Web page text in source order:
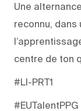
Une
reconnu, dans
centre de ton
#LI-PRT1
#EUTalentPPG